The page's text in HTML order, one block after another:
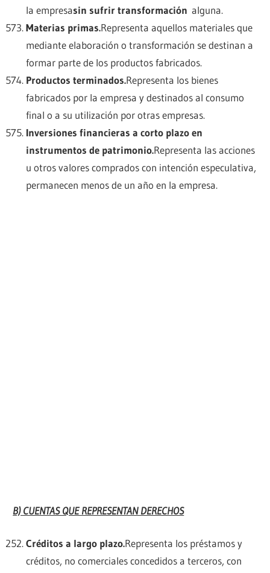
la empresasin sufrir transformación alguna.
Materias primas.Representa aquellos materiales que
mediante elaboración o transformación se destinan a
formar parte de los productos fabricados.
Productos terminados.Representa los bienes
fabricados por la empresa y destinados al consumo
final o a su utilización por otras empresas.
Inversiones financieras a corto plazo en
instrumentos de patrimonio.Representa las acciones
u otros valores comprados con intención especulativa,
permanecen menos de un año en la empresa.
B) CUENTAS QUE REPRESENTAN DERECHOS
Créditos a largo plazo.Representa los préstamos y
créditos, no comerciales concedidos a terceros, con